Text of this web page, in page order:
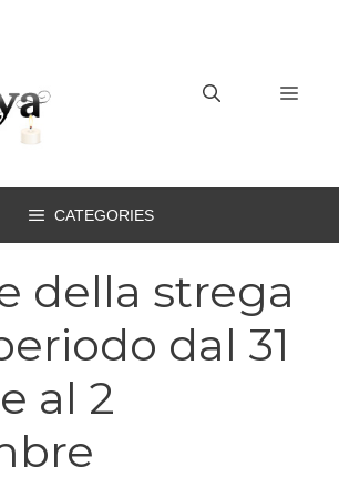
CATEGORIES
della strega
dal 31
al 2